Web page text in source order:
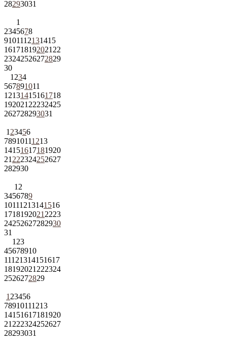
28293031
1
2345678
9101112131415
161718192021 22
23242526272829
30
1 234
567891011
12131415161718
192021 22232425
262728293031
1 23456
78910111213
14151617181920
21 222324252627
282930
1 2
3456789
10111213141516
1718192021 2223
24252627282930
31
1 23
45678910
11121314151617
18192021 222324
2526272829
1 23456
78910111213
14151617181920
21 222324252627
28293031